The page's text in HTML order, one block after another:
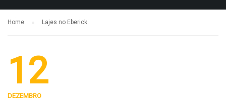
Home Lajes no Eberick
12
DEZEMBRO